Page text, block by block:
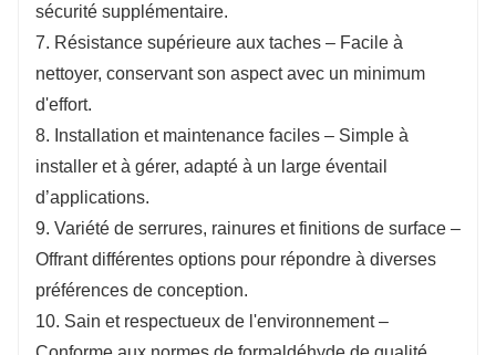
sécurité supplémentaire.
7. Résistance supérieure aux taches – Facile à
nettoyer, conservant son aspect avec un minimum
d'effort.
8. Installation et maintenance faciles – Simple à
installer et à gérer, adapté à un large éventail
d’applications.
9. Variété de serrures, rainures et finitions de surface –
Offrant différentes options pour répondre à diverses
préférences de conception.
10. Sain et respectueux de l'environnement – ​​